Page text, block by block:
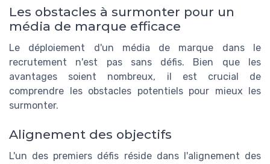
Les obstacles à surmonter pour un
média de marque efficace
Le déploiement d'un média de marque dans le
recrutement n'est pas sans défis. Bien que les
avantages soient nombreux, il est crucial de
comprendre les obstacles potentiels pour mieux les
surmonter.
Alignement des objectifs
L'un des premiers défis réside dans l'alignement des